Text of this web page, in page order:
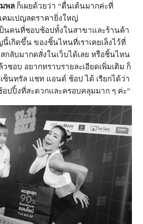
พล ก็เผยด้วยว่า “ตื่นเต้นมากค่ะที่
คมเปญลดราคายิ่งใหญ่
นคนที่ชอบช้อปทั้งในสาขาและร้านค้า
เกิดขึ้น ของชิ้นไหนที่เราเคยเล็งไว้ที่
สกลับมากดสั่งในเว็บได้เลย หรือชิ้นไหน
ชอบ อยากทราบรายละเอียดเพิ่มเติม ก็
เซ็นทรัล แชท แอนด์ ช้อปได้ เรียกได้ว่า
อปปิ้งที่สะดวกและครอบคลุมมาก ๆ ค่ะ”